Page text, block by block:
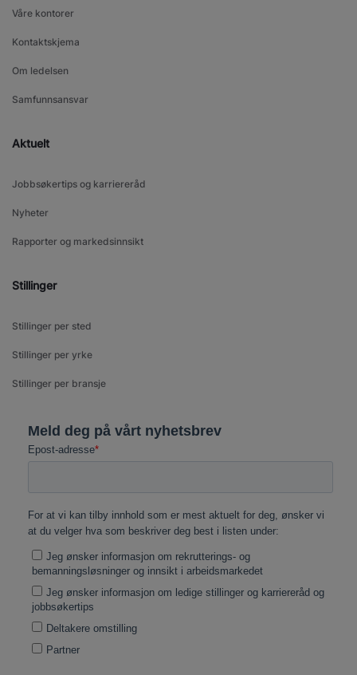
Våre kontorer
Kontaktskjema
Om ledelsen
Samfunnsansvar
Aktuelt
Jobbsøkertips og karriereråd
Nyheter
Rapporter og markedsinnsikt
Stillinger
Stillinger per sted
Stillinger per yrke
Stillinger per bransje